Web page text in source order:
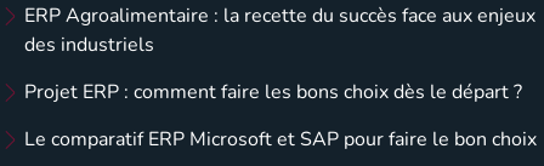
ERP Agroalimentaire : la recette du succès face aux enjeux
des industriels
Projet ERP : comment faire les bons choix dès le départ ?
Le comparatif ERP Microsoft et SAP pour faire le bon choix